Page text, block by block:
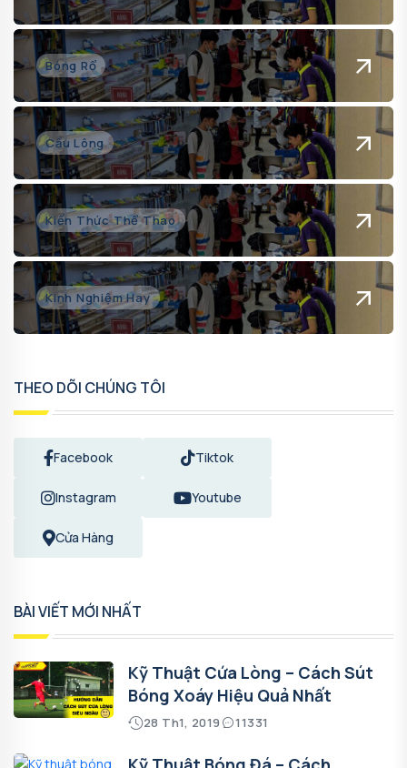
Bóng Rổ
Cầu Lông
Kiến Thức Thể Thao
Kinh Nghiệm Hay
THEO DÕI CHÚNG TÔI
Facebook Tiktok
Instagram Youtube
Cửa Hàng
BÀI VIẾT MỚI NHẤT
Kỹ Thuật Cứa Lòng – Cách Sút
Bóng Xoáy Hiệu Quả Nhất
28 Th1, 2019 11331